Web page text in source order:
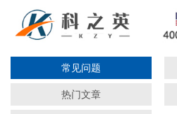
常见问题
热门文章